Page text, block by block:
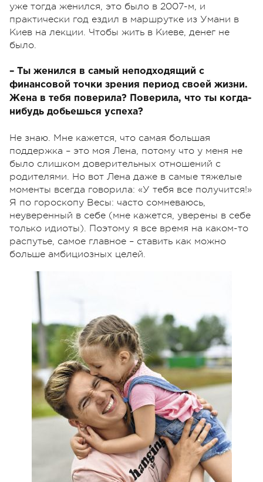
уже тогда женился, это было в 2007-м, и
практически год ездил в маршрутке из Умани в
Киев на лекции. Чтобы жить в Киеве, денег не
было.
– Ты женился в самый неподходящий с
финансовой точки зрения период своей жизни.
Жена в тебя поверила? Поверила, что ты когда-
нибудь добьешься успеха?
Не знаю. Мне кажется, что самая большая
поддержка – это моя Лена, потому что у меня не
было слишком доверительных отношений с
родителями. Но вот Лена даже в самые тяжелые
моменты всегда говорила: «У тебя все получится!»
Я по гороскопу Весы: часто сомневаюсь,
неуверенный в себе (мне кажется, уверены в себе
только идиоты). Поэтому я все время на каком-то
распутье, самое главное – ставить как можно
больше амбициозных целей.